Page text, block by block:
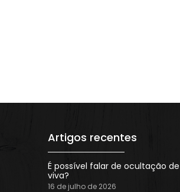
Artigos recentes
É possível falar de ocultação
viva?
16 de julho de 2026